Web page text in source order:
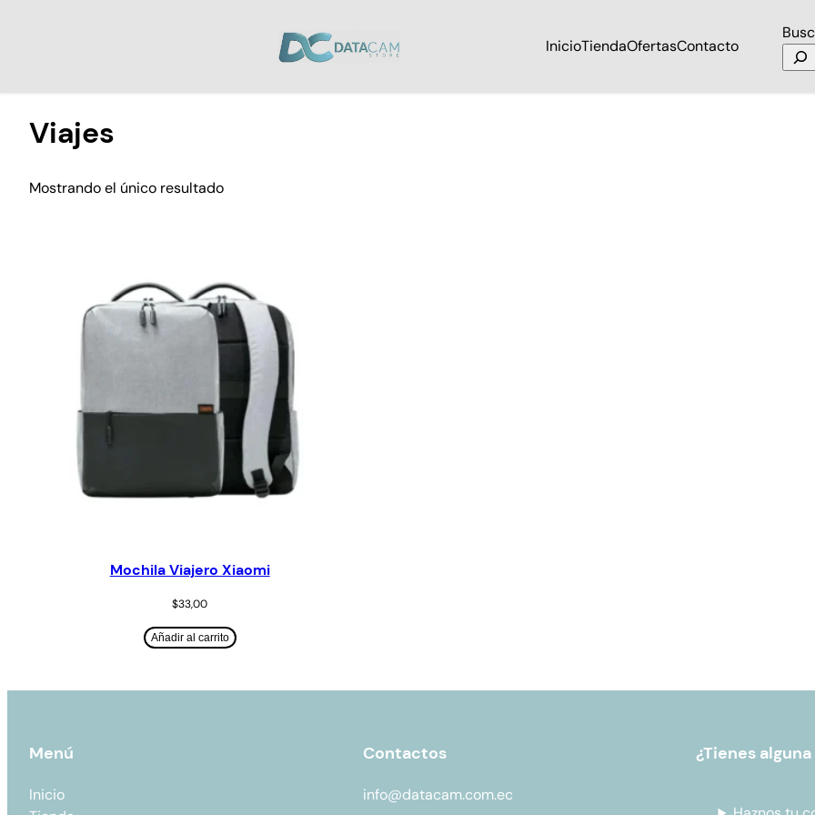
InicioTiendaOfertasContacto
Viajes
Mostrando el único resultado
Mochila Viajero Xiaomi
$33,00
Añadir al carrito
Menú
Inicio
Contactos
info@datacam.com.ec
¿Tienes